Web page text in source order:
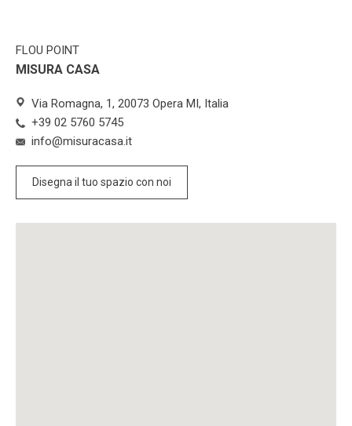
FLOU POINT
MISURA CASA
Via Romagna, 1, 20073 Opera MI, Italia
+39 02 5760 5745
info@misuracasa.it
Disegna il tuo spazio con noi